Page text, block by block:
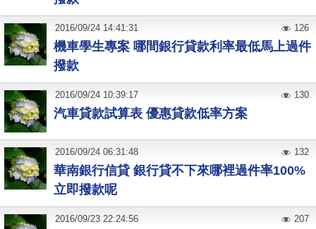
機車學生專案 哪間銀行貸款利率最低馬上過件
撥款
2016/09/24 14:41:31 126
汽車貸款試算表 優惠貸款低率方案
2016/09/24 10:39:17 130
華南銀行信貸 銀行貸不下來哪裡過件率100%
立即撥款呢
2016/09/24 06:31:48 132
2016/09/23 22:24:56 207